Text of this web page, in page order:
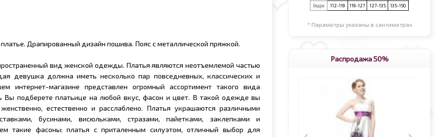
Драпированный дизайн пошива. Пояс с металлической пряжкой.
вид женской одежды. Платья являются неотъемлемой частью
девушка должна иметь несколько пар повседневных, классических и
интернет-магазине представлен огромный ассортимент такого вида
Вы подберете платьице на любой вкус, фасон и цвет. В такой одежде вы
естественно и расслаблено. Платья украшаются различными
бусинами, висюльками, стразами, пайетками, заклепками и
такие фасоны: платья с приталенным силуэтом, отличный выбор для
Бедра
112-119 119-127 127-135 135-150
* Параметры указаны в сантиметрах
Распродажа 50%